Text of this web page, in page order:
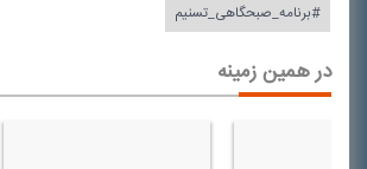
#برنامه_صبحگاهی_تسنیم
در همین زمینه